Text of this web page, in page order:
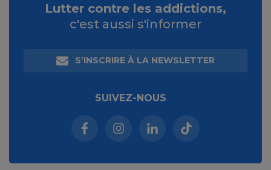
Lutter contre les addictions,
c'est aussi s'informer
S’INSCRIRE À LA NEWSLETTER
SUIVEZ-NOUS
Facebook (nouvelle fenêtre)
Instagram (nouvelle fenêtre)
Linkedin (nouvelle
Tiktok (nouvelle